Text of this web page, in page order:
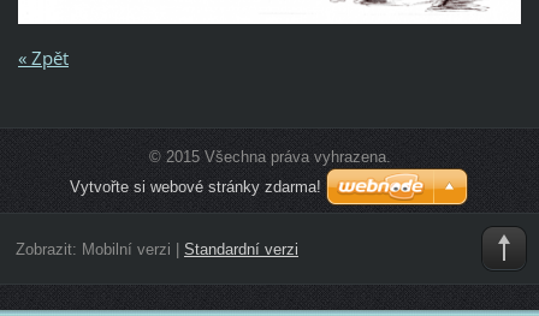
« Zpět
© 2015 Všechna práva vyhrazena.
Vytvořte si webové stránky zdarma!
Zobrazit: Mobilní verzi Standardní verzi